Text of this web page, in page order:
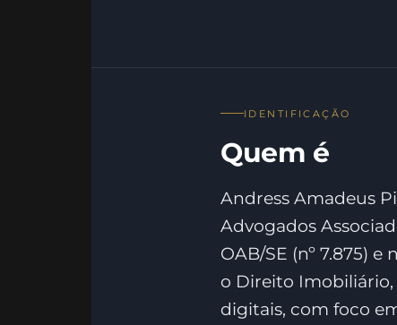
IDENTIFICAÇÃO
Quem é
Andress Amadeus
Advogados
OAB/SE (nº 7.875)
o Direito
digitais, com foco